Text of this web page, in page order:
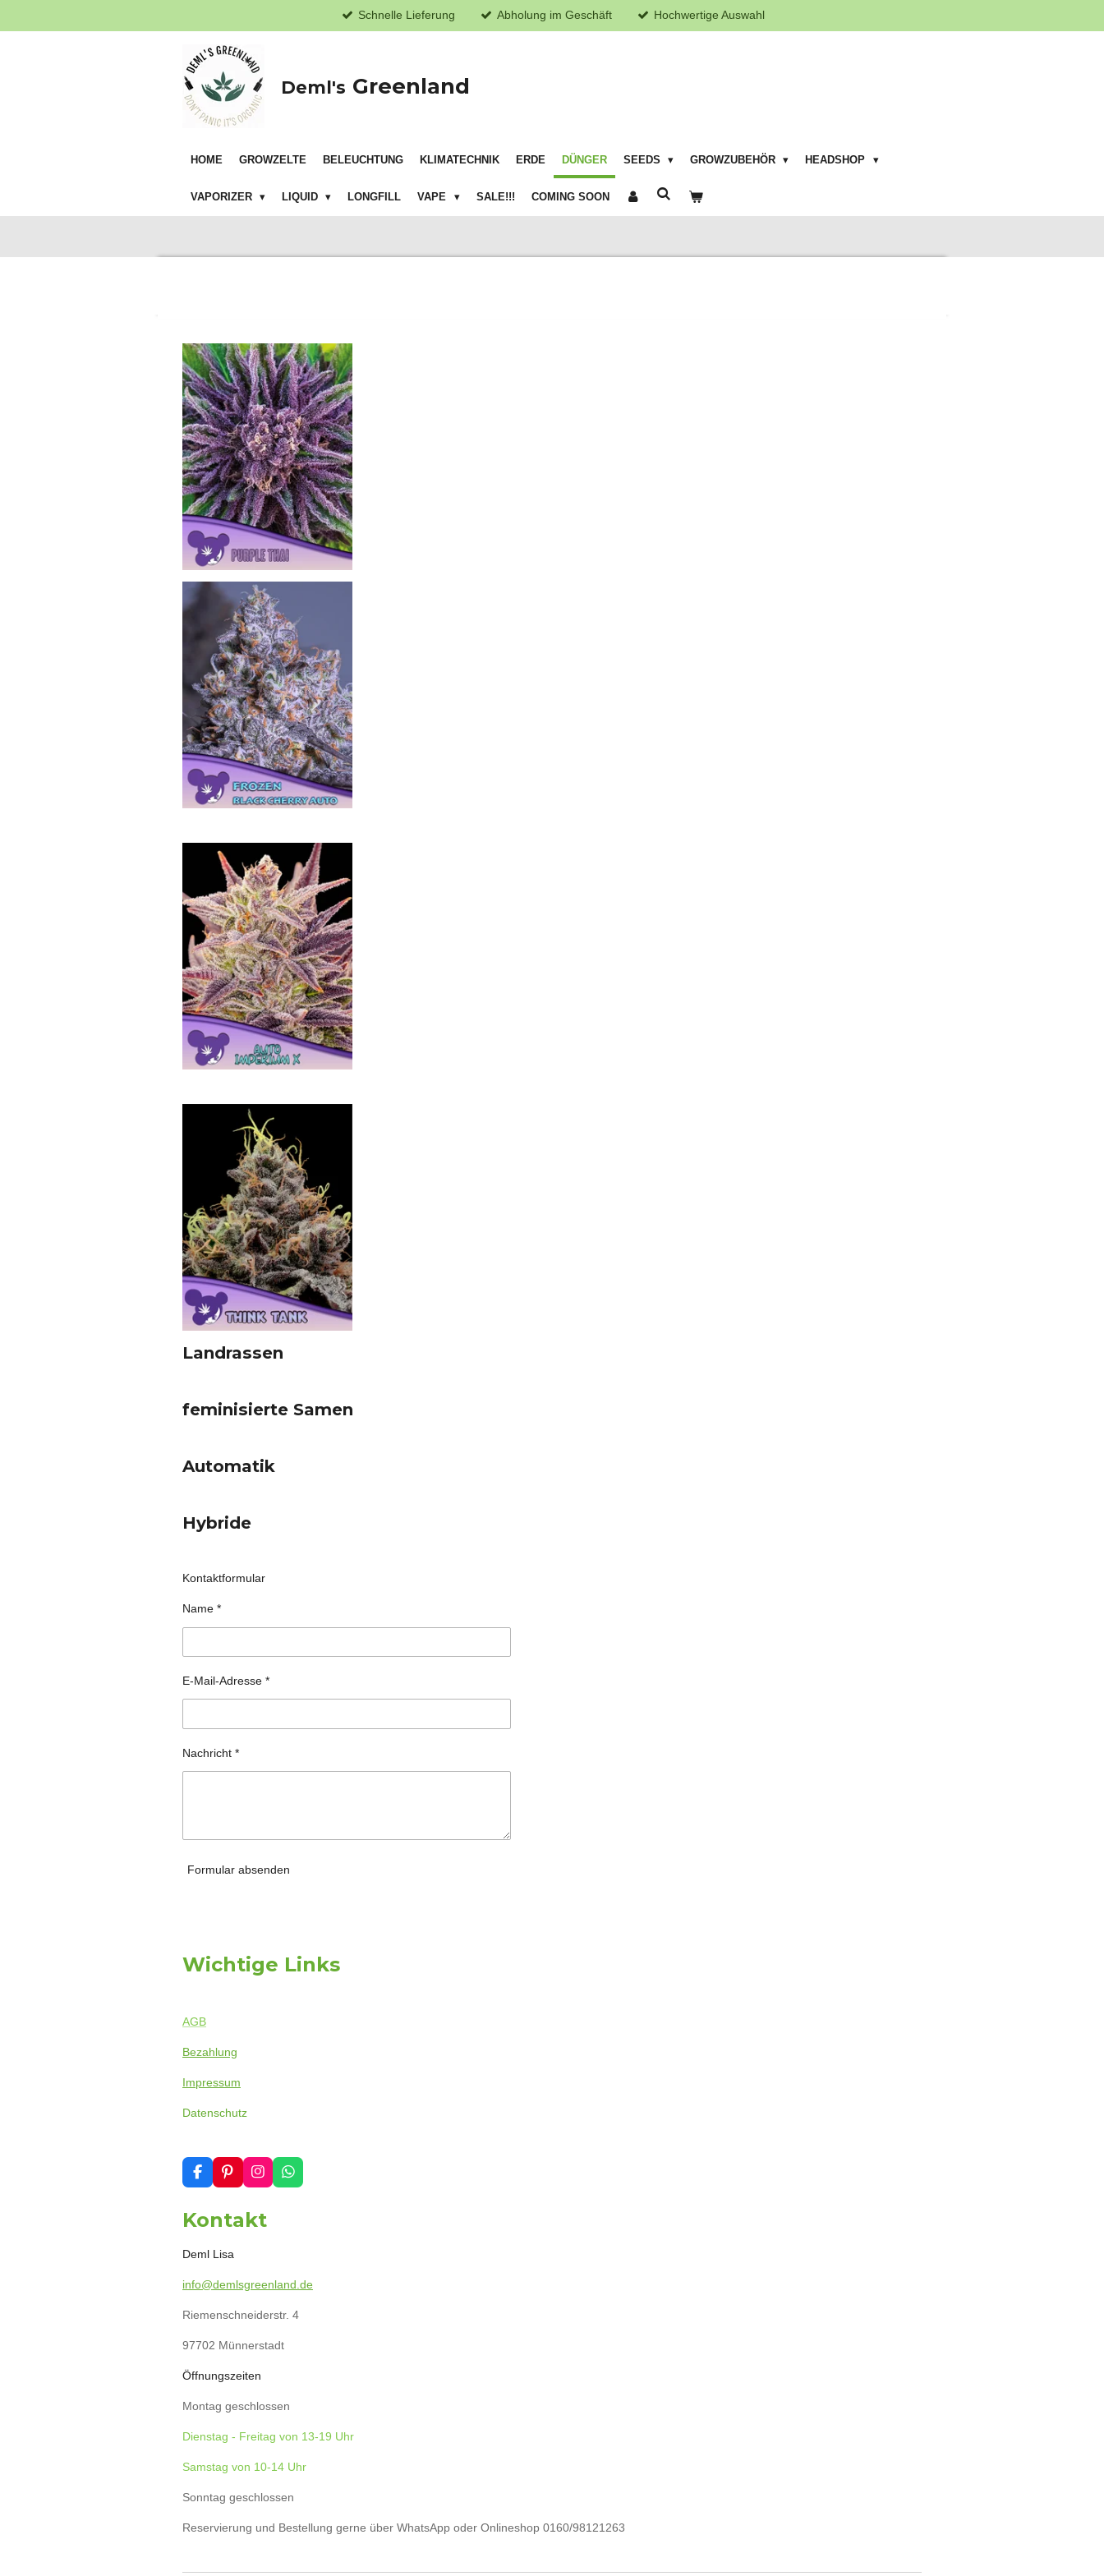
Hauptinhalt
Schnelle Lieferung Abholung im Geschäft Hochwertige Auswahl
Deml's Greenland
HOME GROWZELTE BELEUCHTUNG KLIMATECHNIK ERDE DÜNGER SEEDS GROWZUBEHÖR HEADSHOP
VAPORIZER LIQUID LONGFILL VAPE SALE!!! COMING SOON
Landrassen
feminisierte Samen
Automatik
Hybride
Kontaktformular
Name *
E-Mail-Adresse *
Nachricht *
Formular absenden
Wichtige Links
AGB
Bezahlung
Impressum
Datenschutz
F
a
e
b
o
P
i
t
e
e
t
I
n
t
a
m
W
h
Kontakt
Deml Lisa
info@demlsgreenland.de
Riemenschneiderstr. 4
97702 Münnerstadt
Öffnungszeiten
Montag geschlossen
Dienstag - Freitag von 13-19 Uhr
Samstag von 10-14 Uhr
Sonntag geschlossen
Reservierung und Bestellung gerne über WhatsApp oder Onlineshop 0160/98121263